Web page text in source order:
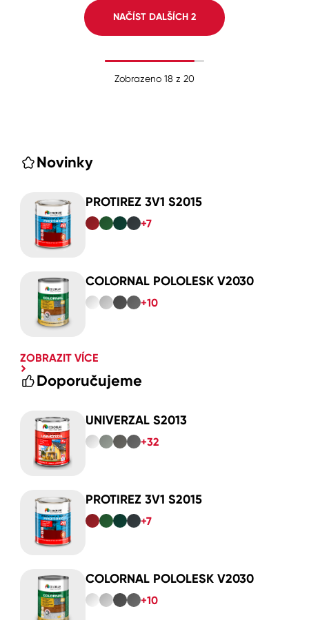
NAČÍST DALŠÍCH 2
Zobrazeno 18 z 20
Novinky
PROTIREZ 3V1 S2015
+7
COLORNAL POLOLESK V2030
+10
ZOBRAZIT VÍCE
Doporučujeme
UNIVERZAL S2013
+32
PROTIREZ 3V1 S2015
+7
COLORNAL POLOLESK V2030
+10